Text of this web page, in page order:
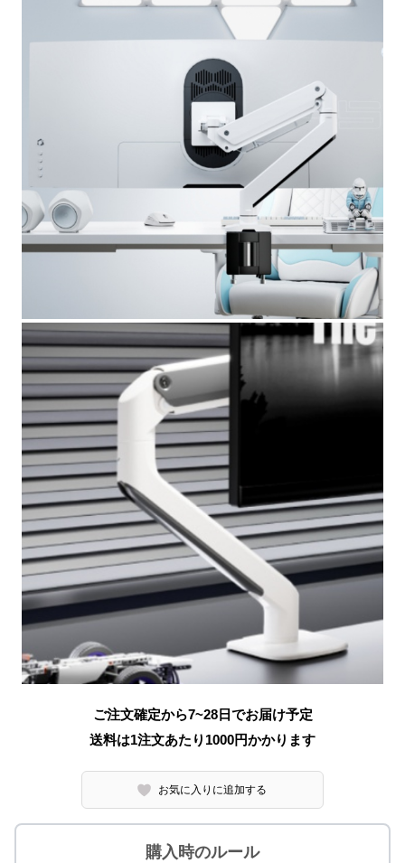
ご注文確定から7~28日でお届け予定
送料は1注文あたり 1000円かかります
お気に入りに追加する
購入時のルール